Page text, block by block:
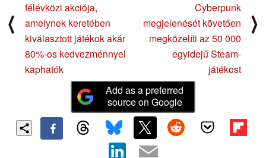
⟨
félévközi akciója,
amelynek keretében
kiválasztott játékok akár
80%-os kedvezménnyel
kaphatók
Cyberpunk
megjelenését követően
megközelíti az 50 000
egyidejű Steam-
játékost
⟩
Add as a preferred
source on Google